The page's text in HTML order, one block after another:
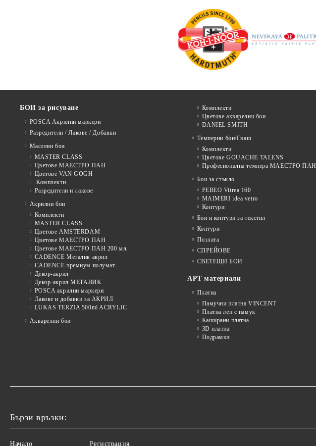
БОИ за рисуване
POSCA Акрилни маркери
Разредители / Лакове / Добавки
Маслени бои
MASTER CLASS
Цветове МАЕСТРО ПАН
Цветове VAN GOGH
Комплекти
Разредители и лакове
Акрилни бои
Комплекти
MASTER CLASS
Цветове AMSTERDAM
Цветове МАЕСТРО ПАН
Цветове МАЕСТРО ПАН 200 мл.
CADENCE Металик акрил
CADENCE премиум полумат
Декор-акрил
Декор-акрил МЕТАЛИК
POSCA акрилни маркери
Лакове и добавки за АКРИЛ
LUKAS TERZIA 500ml ACRYLIC
Акварелни бои
Комплекти
Цветове акварелни бои
DANIEL SMITH
Темперни бои/Гваш
Комплекти
Цветове GOUACHE TALENS
Професионална темпера МАЕСТРО ПАН
Бои за стъкло
PEBEO Vitrea 160
MAIMERI idea vetro
Контури
Бои и контури за текстил
Контури
Позлата
СПРЕЙОВЕ
СВЕТЕЩИ БОИ
АРТ материали
Платна
Памучни платна VINCENT
Платна лен с памук
Каширани платна
3D платна
Подрамки
Бързи връзки:
Начало Регистрация